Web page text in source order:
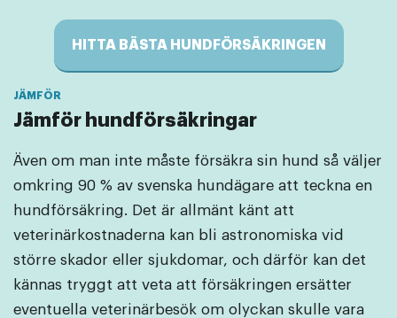
HITTA BÄSTA HUNDFÖRSÄKRINGEN
Jämför hundförsäkringar
Även om man inte måste försäkra sin hund så väljer
omkring 90 % av svenska hundägare att teckna en
hundförsäkring. Det är allmänt känt att
veterinärkostnaderna kan bli astronomiska vid
större skador eller sjukdomar, och därför kan det
kännas tryggt att veta att försäkringen ersätter
eventuella veterinärbesök om olyckan skulle vara